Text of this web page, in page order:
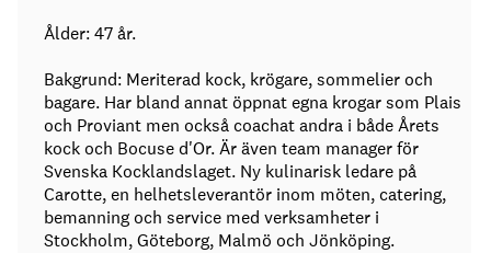
Ålder: 47 år.
Bakgrund: Meriterad kock, krögare, sommelier och
bagare. Har bland annat öppnat egna krogar som Plais
och Proviant men också coachat andra i både Årets
kock och Bocuse d'Or. Är även team manager för
Svenska Kocklandslaget. Ny kulinarisk ledare på
Carotte, en helhetsleverantör inom möten, catering,
bemanning och service med verksamheter i
Stockholm, Göteborg, Malmö och Jönköping.